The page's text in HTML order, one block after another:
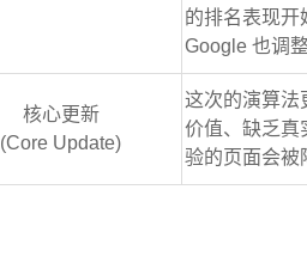
的排名表现开
Google 也调
核心更新
(Core Update)
这次的演算法
价值、缺乏真
验的页面会被